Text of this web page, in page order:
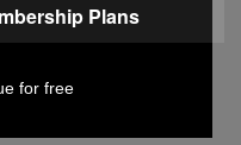
Plans
for free